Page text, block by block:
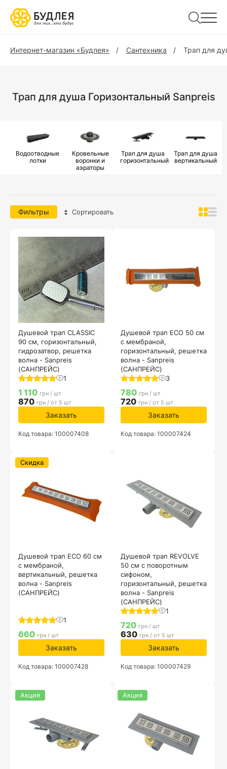
Интернет-магазин «Будлея» Сантехника Трап для
Трап для душа Горизонтальный Sanpreis
Водоотводные
лотки
Кровельные
воронки и
аэраторы
Трап для душа
горизонтальный
Трап для душа
вертикальный
Фильтры Сортировать
Душевой трап CLASSIC
90 см, горизонтальный,
гидрозатвор, решетка
волна - Sanpreis
(САНПРЕЙС)
1
1 110 грн / шт
870 грн / от 5 шт
Заказать
Код товара: 100007408
Душевой трап ECO 50 см
с мембраной,
горизонтальный, решетка
волна - Sanpreis
(САНПРЕЙС)
3
780 грн / шт
720 грн / от 5 шт
Заказать
Код товара: 100007424
Душевой трап ECO 60 см
с мембраной,
вертикальный, решетка
волна - Sanpreis
(САНПРЕЙС)
1
Скидка
660 грн / шт
Заказать
Код товара: 100007428
Душевой трап REVOLVE
50 см с поворотным
сифоном,
горизонтальный, решетка
волна - Sanpreis
(САНПРЕЙС)
1
720 грн / шт
630 грн / от 5 шт
Заказать
Код товара: 100007429
Акция Акция